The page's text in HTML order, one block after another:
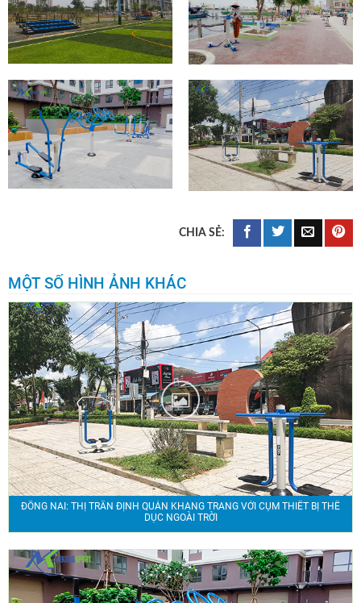
MỘT SỐ HÌNH ẢNH KHÁC
ĐỒNG NAI: THỊ TRẤN ĐỊNH QUÁN KHANG TRANG VỚI CỤM THIẾT BỊ THỂ
DỤC NGOÀI TRỜI